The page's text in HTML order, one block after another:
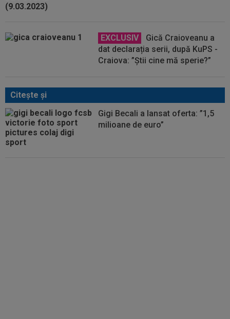
EXCLUSIV
Gică Craioveanu a
dat declarația serii, după KuPS -
Craiova: ”Știi cine mă sperie?”
Citeşte şi
Gigi Becali a lansat oferta: ”1,5
milioane de euro”